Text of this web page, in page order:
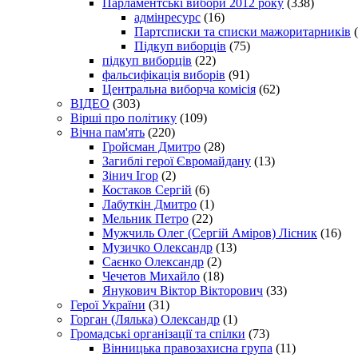
адмінресурс (16)
Партсписки та списки мажоритарників
Підкуп виборців (75)
підкуп виборців (22)
фальсифікація виборів (91)
Центральна виборча комісія (62)
ВІДЕО (303)
Вірші про політику (109)
Вічна пам'ять (220)
Гройсман Дмитро (28)
Загиблі герої Євромайдану (13)
Зінич Ігор (2)
Костаков Сергій (6)
Лабуткін Дмитро (1)
Мельник Петро (22)
Мужчиль Олег (Сергій Аміров) Лісник (16)
Музичко Олександр (13)
Саєнко Олександр (2)
Чечетов Михайло (18)
Янукович Віктор Вікторович (33)
Герої України (31)
Горган (Лялька) Олександр (1)
Громадські організації та спілки (73)
Вінницька правозахисна група (11)